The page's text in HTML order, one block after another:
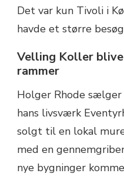
Det var kun Tivoli i
havde et større
Velling Koller
rammer
Holger Rhode
hans livsværk
solgt til en lokal
med en
nye bygninger